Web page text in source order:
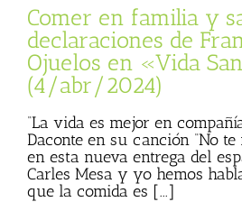
Vida Sana
Comer en familia y
declaraciones de
Ojuelos en «Vida
(4/abr/2024)
“La vida es mejor en
Daconte en su canción “No
en esta nueva entrega del
Carles Mesa y yo hemos
que la comida es [...]